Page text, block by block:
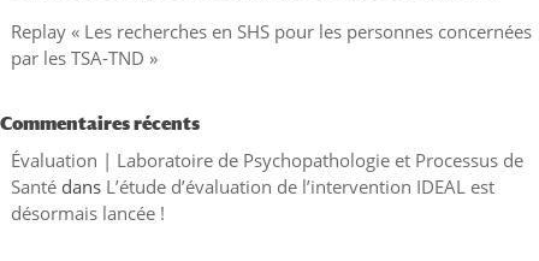
Replay « Les recherches en SHS pour les personnes concernées
par les TSA-TND »
Commentaires récents
Évaluation | Laboratoire de Psychopathologie et Processus de
Santédans L’étude d’évaluation de l’intervention IDEAL est
désormais lancée !